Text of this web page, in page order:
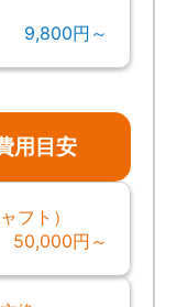
9,800円～
用目安
フト）
50,000円～